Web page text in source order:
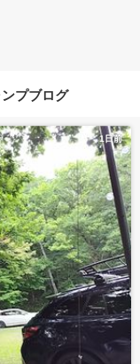
プブログ
1日前